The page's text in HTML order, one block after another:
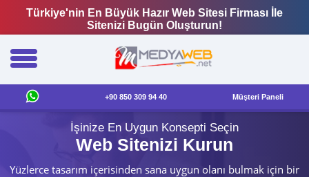
Türkiye'nin En Büyük Hazır Web Sitesi Firması İle
Sitenizi Bugün Oluşturun!
+90 850 309 94 40 Müşteri Paneli
İşinize En Uygun Konsepti Seçin
Web Sitenizi Kurun
Yüzlerce tasarım içerisinden sana uygun olanı bulmak için bir